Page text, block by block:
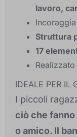
lavoro,
Struttura
17
Realizzato
IDEALE PER IL
I piccoli
ciò che fanno
o amico. Il